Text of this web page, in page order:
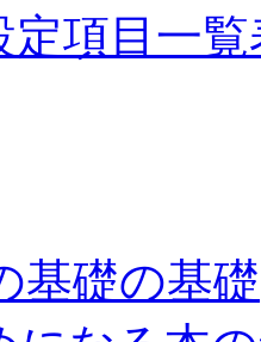
定項目一覧
基礎の基礎